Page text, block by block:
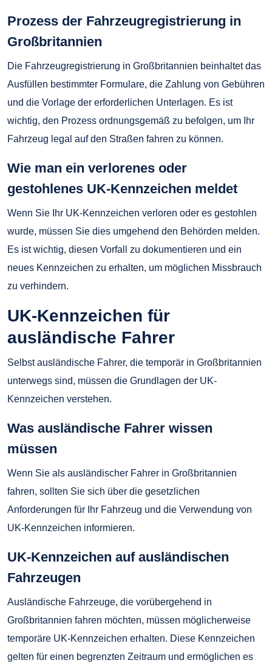
Prozess der Fahrzeugregistrierung in
Großbritannien
Die Fahrzeugregistrierung in Großbritannien beinhaltet das
Ausfüllen bestimmter Formulare, die Zahlung von Gebühren
und die Vorlage der erforderlichen Unterlagen. Es ist
wichtig, den Prozess ordnungsgemäß zu befolgen, um Ihr
Fahrzeug legal auf den Straßen fahren zu können.
Wie man ein verlorenes oder
gestohlenes UK-Kennzeichen meldet
Wenn Sie Ihr UK-Kennzeichen verloren oder es gestohlen
wurde, müssen Sie dies umgehend den Behörden melden.
Es ist wichtig, diesen Vorfall zu dokumentieren und ein
neues Kennzeichen zu erhalten, um möglichen Missbrauch
zu verhindern.
UK-Kennzeichen für
ausländische Fahrer
Selbst ausländische Fahrer, die temporär in Großbritannien
unterwegs sind, müssen die Grundlagen der UK-
Kennzeichen verstehen.
Was ausländische Fahrer wissen
müssen
Wenn Sie als ausländischer Fahrer in Großbritannien
fahren, sollten Sie sich über die gesetzlichen
Anforderungen für Ihr Fahrzeug und die Verwendung von
UK-Kennzeichen informieren.
UK-Kennzeichen auf ausländischen
Fahrzeugen
Ausländische Fahrzeuge, die vorübergehend in
Großbritannien fahren möchten, müssen möglicherweise
temporäre UK-Kennzeichen erhalten. Diese Kennzeichen
gelten für einen begrenzten Zeitraum und ermöglichen es